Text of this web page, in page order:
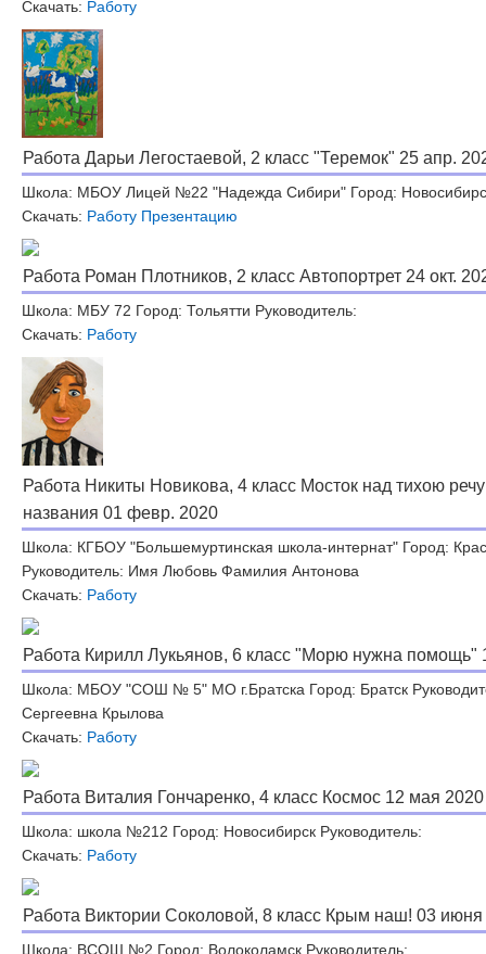
Скачать: Работу
Работа Дарьи Легостаевой, 2 класс "Теремок" 25 апр.
Школа: МБОУ Лицей №22 "Надежда Сибири" Город:
Скачать: Работу Презентацию
Работа Роман Плотников, 2 класс Автопортрет 24 окт.
Школа: МБУ 72 Город: Тольятти Руководитель:
Скачать: Работу
Работа Никиты Новикова, 4 класс Мосток над тихою
названия 01 февр. 2020
Школа: КГБОУ "Большемуртинская школа-интернат" Город:
Руководитель: Имя Любовь Фамилия Антонова
Скачать: Работу
Работа Кирилл Лукьянов, 6 класс "Морю нужна помощь"
Школа: МБОУ "СОШ № 5" МО г.Братска Город: Братск
Сергеевна Крылова
Скачать: Работу
Работа Виталия Гончаренко, 4 класс Космос 12 мая 2020
Школа: школа №212 Город: Новосибирск Руководитель:
Скачать: Работу
Работа Виктории Соколовой, 8 класс Крым наш! 03
Школа: ВСОШ №2 Город: Волоколамск Руководитель: